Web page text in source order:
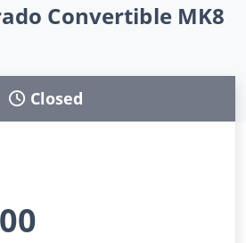
Convertible MK8
Closed